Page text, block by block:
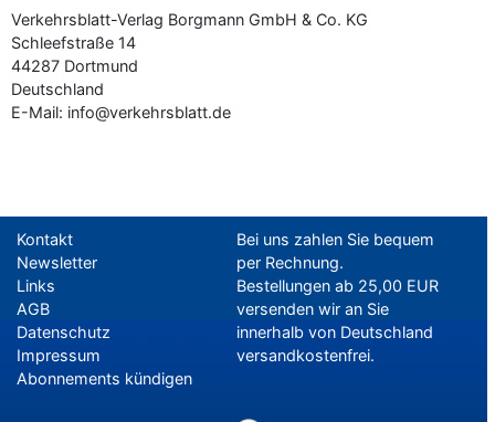
Verkehrsblatt-Verlag Borgmann GmbH & Co. KG
Schleefstraße 14
44287 Dortmund
Deutschland
E-Mail: info@verkehrsblatt.de
Kontakt
Newsletter
Links
AGB
Datenschutz
Impressum
Abonnements kündigen
Bei uns zahlen Sie bequem
per Rechnung.
Bestellungen ab 25,00 EUR
versenden wir an Sie
innerhalb von Deutschland
versandkostenfrei.